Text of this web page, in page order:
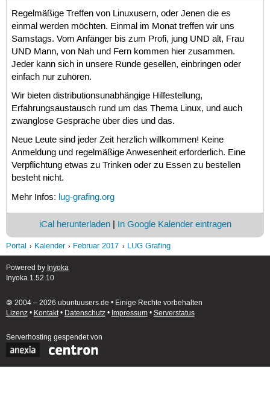
Regelmäßige Treffen von Linuxusern, oder Jenen die es
einmal werden möchten. Einmal im Monat treffen wir uns
Samstags. Vom Anfänger bis zum Profi, jung UND alt, Frau
UND Mann, von Nah und Fern kommen hier zusammen.
Jeder kann sich in unsere Runde gesellen, einbringen oder
einfach nur zuhören.
Wir bieten distributionsunabhängige Hilfestellung,
Erfahrungsaustausch rund um das Thema Linux, und auch
zwanglose Gespräche über dies und das.
Neue Leute sind jeder Zeit herzlich willkommen! Keine
Anmeldung und regelmäßige Anwesenheit erforderlich. Eine
Verpflichtung etwas zu Trinken oder zu Essen zu bestellen
besteht nicht.
Mehr Infos: lug-grafing.org
iCal herunterladen| In Google Kalender eintragen
Portal Kalender Februar 2017 LUG Grafing
Powered by Inyoka
Inyoka 1.52.10
🄯 2004 – 2026 ubuntuusers.de • Einige Rechte vorbehalten
Lizenz• Kontakt• Datenschutz• Impressum• Serverstatus
Serverhosting gespendet von